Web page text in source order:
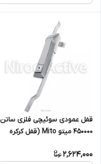
قفل عمودی سوئیچی فلزی ساتن
450000 میتو Mito (قفل کرکره
2,624,000